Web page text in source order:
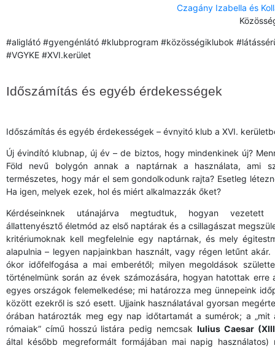
Czagány Izabella és
#aliglátó #gyengénlátó #klubprogram #közösségiklubok
#VGYKE #XVI.kerület
Időszámítás és egyéb érdekességek
Időszámítás és egyéb érdekességek – évnyitó klub a XVI.
Új évindító klubnap, új év – de biztos, hogy mindenkinek új?
Föld nevű bolygón annak a naptárnak a használata, ami
természetes, hogy már el sem gondolkodunk rajta? Esetleg
Ha igen, melyek ezek, hol és miért alkalmazzák őket?
Kérdéseinknek utánajárva megtudtuk, hogyan vezetett
állattenyésztő életmód az első naptárak és a csillagászat
kritériumoknak kell megfelelnie egy naptárnak, és mely
alapulnia – legyen napjainkban használt, vagy régen letűnt
ókor időfelfogása a mai emberétől; milyen megoldások
történelmünk során az évek számozására, hogyan hatottak erre
egyes országok felemelkedése; mi határozza meg ünnepeink
között ezekről is szó esett. Ujjaink használatával gyorsan
órában határozták meg egy nap időtartamát a sumérok; a „mit
rómaiak” című hosszú listára pedig nemcsak Iulius Caesar
által később megreformált formájában mai napig használatos)